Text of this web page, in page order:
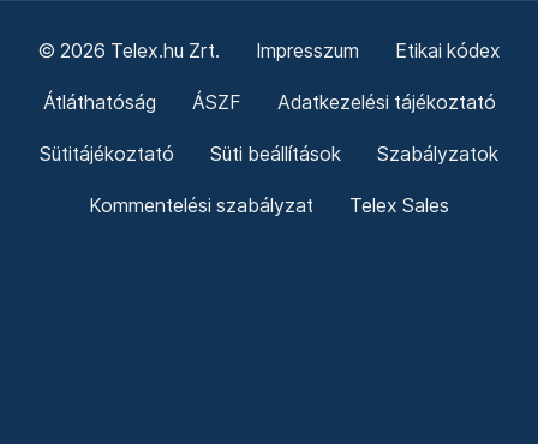
© 2026 Telex.hu Zrt. Impresszum Etikai kódex
Átláthatóság ÁSZF Adatkezelési tájékoztató
Sütitájékoztató Süti beállítások Szabályzatok
Kommentelési szabályzat Telex Sales